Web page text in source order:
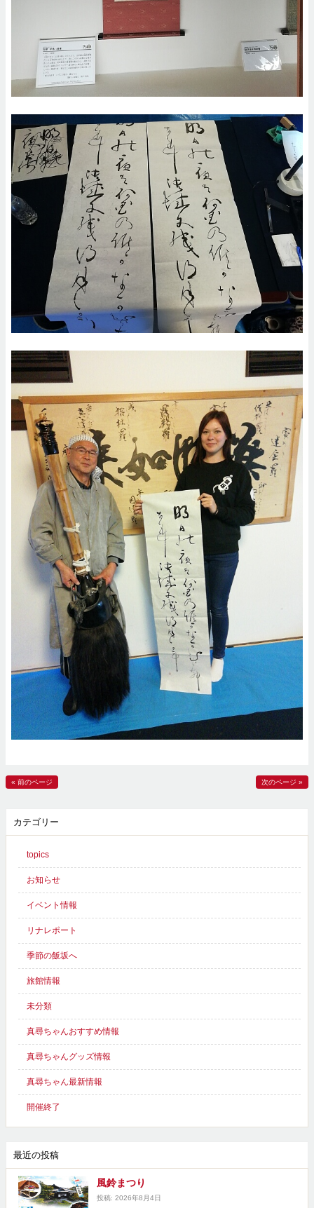
« 前のページ 次のページ »
カテゴリー
topics
お知らせ
イベント情報
リナレポート
季節の飯坂へ
旅館情報
未分類
真尋ちゃんおすすめ情報
真尋ちゃんグッズ情報
真尋ちゃん最新情報
開催終了
最近の投稿
風鈴まつり
投稿: 2026年8月4日